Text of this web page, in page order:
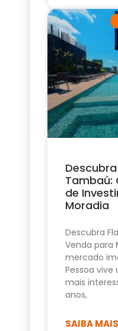
Tambaú:
de
Moradia
Descubra
Venda para
mercado
Pessoa
mais
anos,
SAIBA MAIS